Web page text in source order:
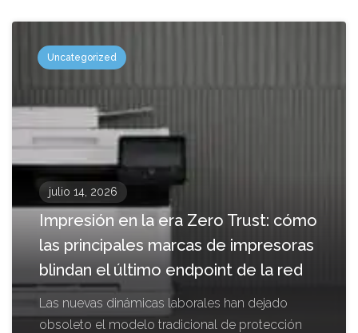
Uncategorized
julio 14, 2026
Impresión en la era Zero Trust: cómo
las principales marcas de impresoras
blindan el último endpoint de la red
Las nuevas dinámicas laborales han dejado
obsoleto el modelo tradicional de protección